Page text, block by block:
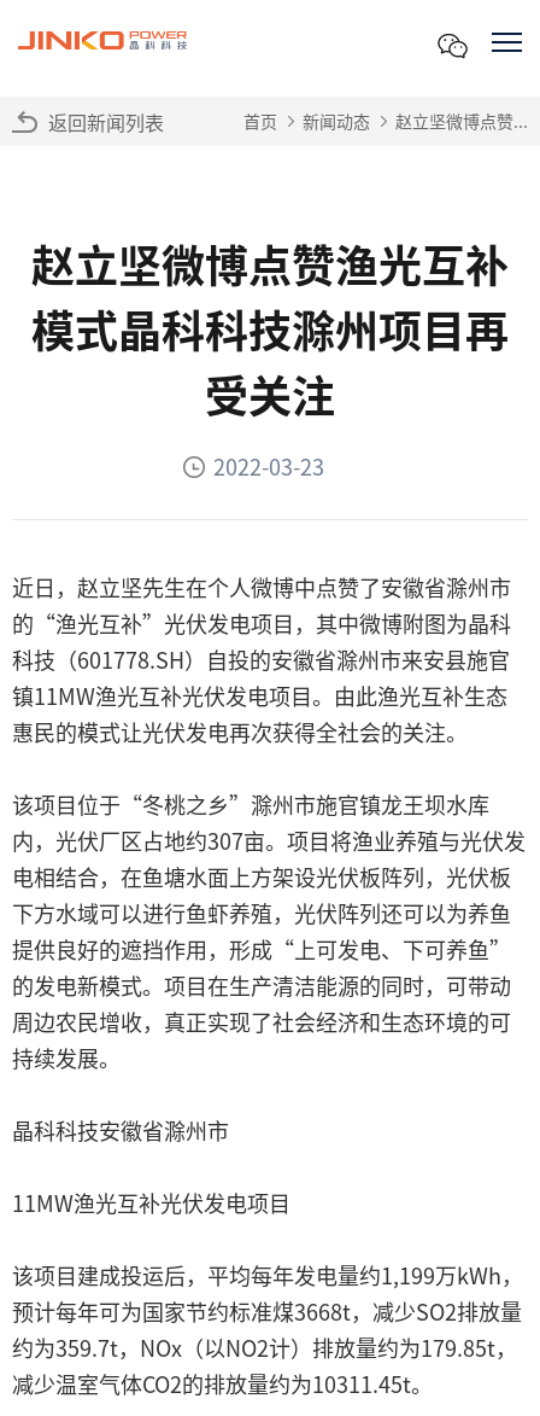
返回新闻列表 首页 新闻动态 赵立坚微博点赞...
赵立坚微博点赞渔光互补
模式晶科科技滁州项目再
受关注
2022-03-23
近日，赵立坚先生在个人微博中点赞了安徽省滁州市
的“渔光互补”光伏发电项目，其中微博附图为晶科
科技（601778.SH）自投的安徽省滁州市来安县施官
镇11MW渔光互补光伏发电项目。由此渔光互补生态
惠民的模式让光伏发电再次获得全社会的关注。
该项目位于“冬桃之乡”滁州市施官镇龙王坝水库
内，光伏厂区占地约307亩。项目将渔业养殖与光伏发
电相结合，在鱼塘水面上方架设光伏板阵列，光伏板
下方水域可以进行鱼虾养殖，光伏阵列还可以为养鱼
提供良好的遮挡作用，形成“上可发电、下可养鱼”
的发电新模式。项目在生产清洁能源的同时，可带动
周边农民增收，真正实现了社会经济和生态环境的可
持续发展。
晶科科技安徽省滁州市
11MW渔光互补光伏发电项目
该项目建成投运后，平均每年发电量约1,199万kWh，
预计每年可为国家节约标准煤3668t，减少SO2排放量
约为359.7t，NOx（以NO2计）排放量约为179.85t，
减少温室气体CO2的排放量约为10311.45t。